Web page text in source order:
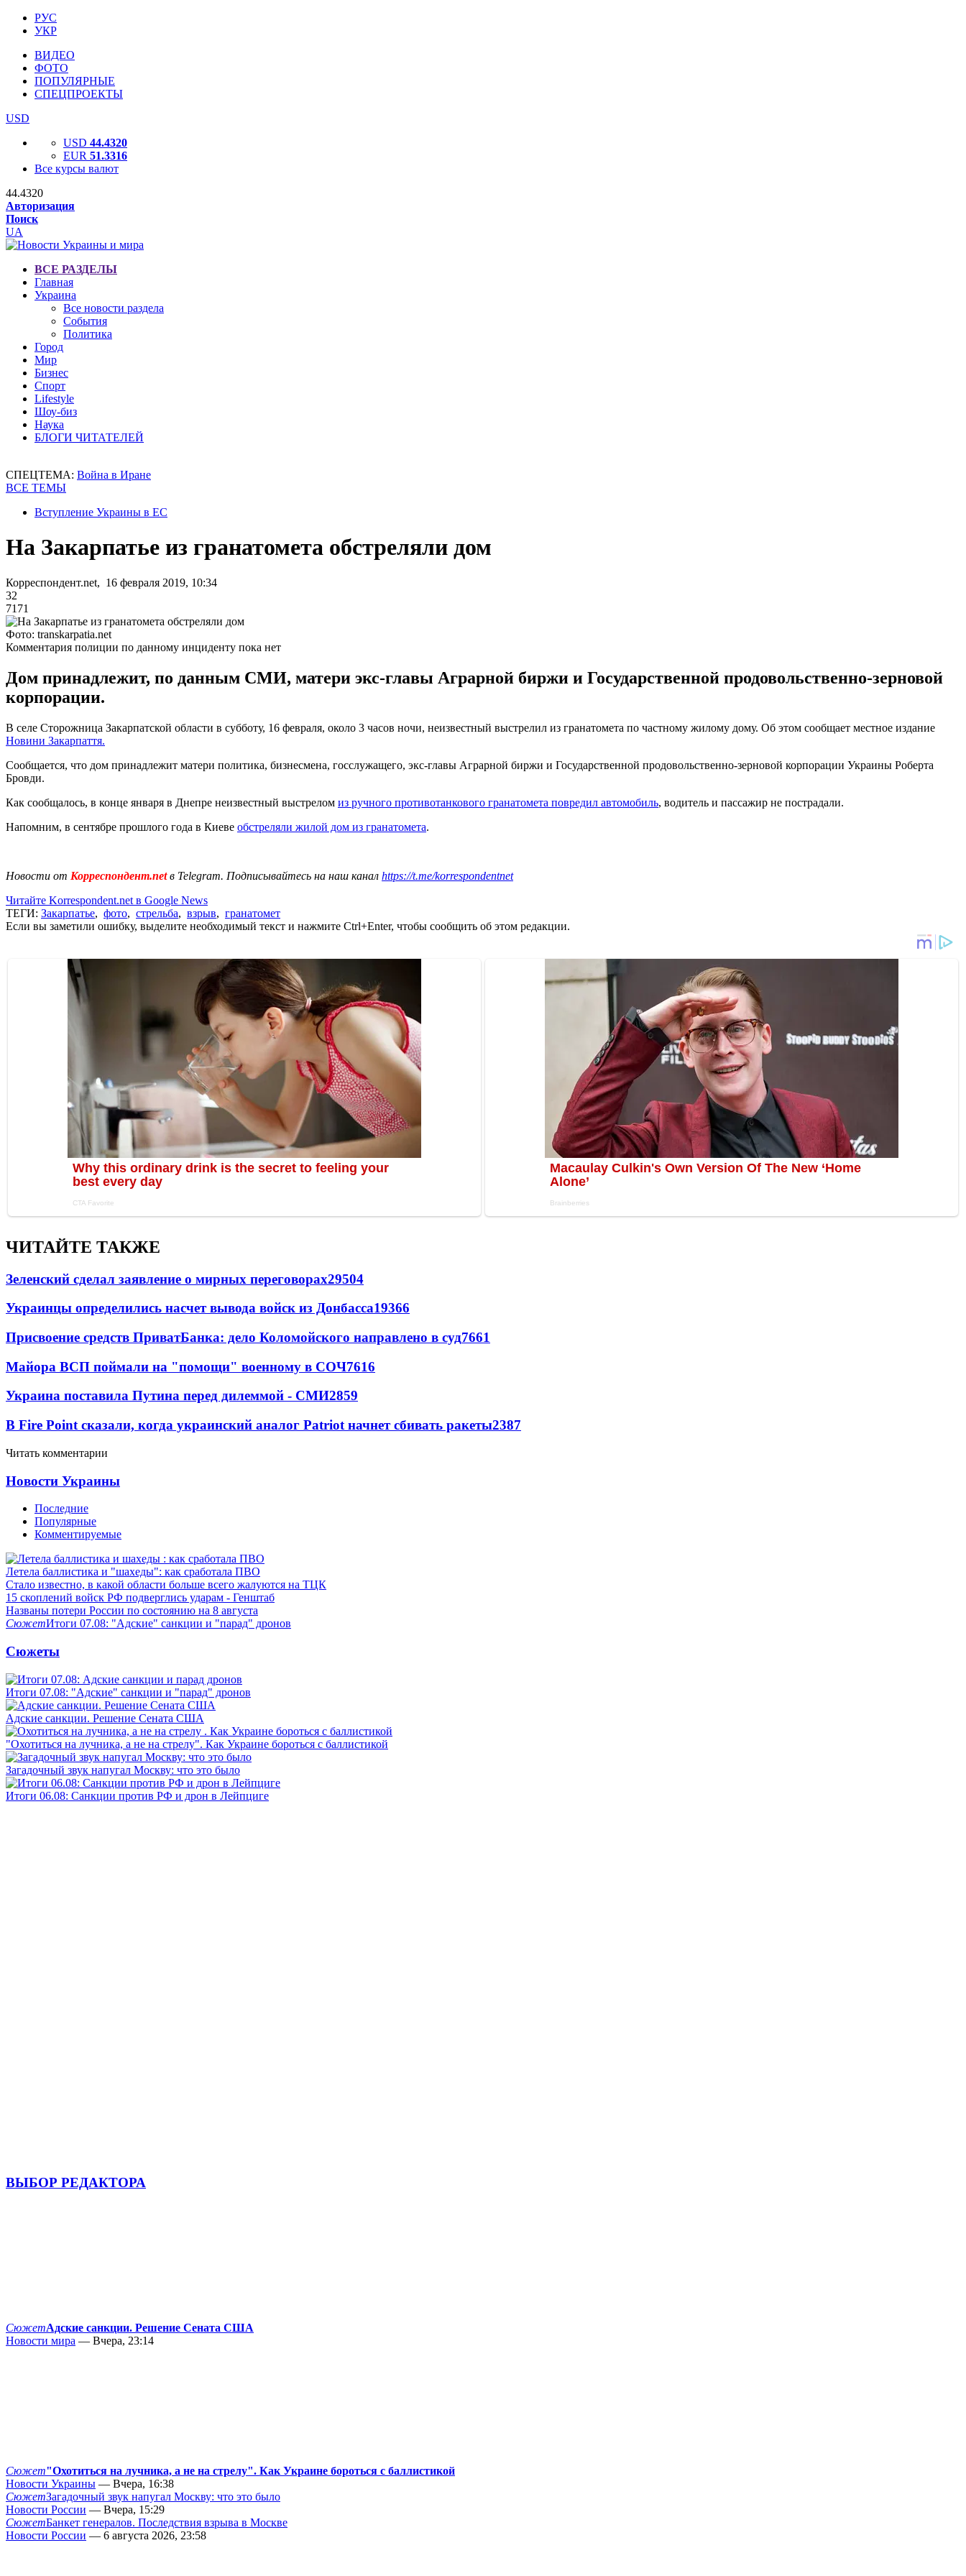
РУС
УКР
ВИДЕО
ФОТО
ПОПУЛЯРНЫЕ
СПЕЦПРОЕКТЫ
USD
USD 44.4320
EUR 51.3316
Все курсы валют
44.4320
Авторизация
Поиск
UA
ВСЕ РАЗДЕЛЫ
Главная
Украина
Все новости раздела
События
Политика
Город
Мир
Бизнес
Спорт
Lifestyle
Шоу-биз
Наука
БЛОГИ ЧИТАТЕЛЕЙ
СПЕЦТЕМА: Война в Иране
ВСЕ ТЕМЫ
Вступление Украины в ЕС
На Закарпатье из гранатомета обстреляли дом
Корреспондент.net, 16 февраля 2019, 10:34
32
7171
Фото: transkarpatia.net
Комментария полиции по данному инциденту пока нет
Дом принадлежит, по данным СМИ, матери экс-главы Аграрной биржи и Государственной продовольственно-зерновой
корпорации.
В селе Сторожница Закарпатской области в субботу, 16 февраля, около 3 часов ночи, неизвестный выстрелил из гранатомета по частному жилому дому. Об этом сообщает местное издание
Новини Закарпаття.
Сообщается, что дом принадлежит матери политика, бизнесмена, госслужащего, экс-главы Аграрной биржи и Государственной продовольственно-зерновой корпорации Украины Роберта
Бровди.
Как сообщалось, в конце января в Днепре неизвестный выстрелом из ручного противотанкового гранатомета повредил автомобиль, водитель и пассажир не пострадали.
Напомним, в сентябре прошлого года в Киеве обстреляли жилой дом из гранатомета.
Новости от Корреспондент.netв Telegram. Подписывайтесь на наш канал https://t.me/korrespondentnet
Читайте Korrespondent.net в Google News
ТЕГИ: Закарпатье, фото, стрельба, взрыв, гранатомет
Если вы заметили ошибку, выделите необходимый текст и нажмите Ctrl+Enter, чтобы сообщить об этом редакции.
ЧИТАЙТЕ ТАКЖЕ
Зеленский сделал заявление о мирных переговорах29504
Украинцы определились насчет вывода войск из Донбасса19366
Присвоение средств ПриватБанка: дело Коломойского направлено в суд7661
Майора ВСП поймали на "помощи" военному в СОЧ7616
Украина поставила Путина перед дилеммой - СМИ2859
В Fire Point сказали, когда украинский аналог Patriot начнет сбивать ракеты2387
Читать комментарии
Новости Украины
Последние
Популярные
Комментируемые
Летела баллистика и "шахеды": как сработала ПВО
Стало известно, в какой области больше всего жалуются на ТЦК
15 скоплений войск РФ подверглись ударам - Генштаб
Названы потери России по состоянию на 8 августа
СюжетИтоги 07.08: "Адские" санкции и "парад" дронов
Сюжеты
Итоги 07.08: "Адские" санкции и "парад" дронов
Адские санкции. Решение Сената США
"Охотиться на лучника, а не на стрелу". Как Украине бороться с баллистикой
Загадочный звук напугал Москву: что это было
Итоги 06.08: Санкции против РФ и дрон в Лейпциге
ВЫБОР РЕДАКТОРА
СюжетАдские санкции. Решение Сената США
Новости мира — Вчера, 23:14
Сюжет"Охотиться на лучника, а не на стрелу". Как Украине бороться с баллистикой
Новости Украины — Вчера, 16:38
СюжетЗагадочный звук напугал Москву: что это было
Новости России — Вчера, 15:29
СюжетБанкет генералов. Последствия взрыва в Москве
Новости России — 6 августа 2026, 23:58